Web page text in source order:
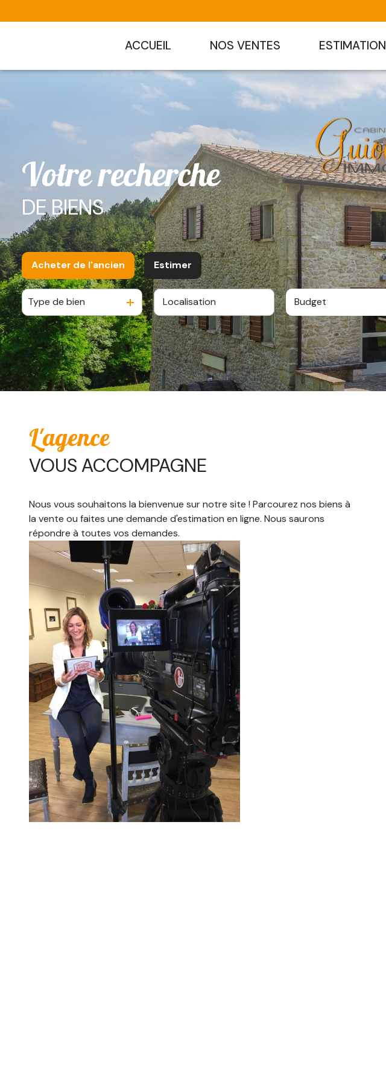
ACCUEIL NOS VENTES ESTIMATION
Votre recherche
DE BIENS
Acheter de l'ancien
De l'ancien
De l'immo pro
Estimer
Type de bien Budget
L'agence
VOUS ACCOMPAGNE
Nous vous souhaitons la bienvenue sur notre site ! Parcourez nos biens à
la vente ou faites une demande d'estimation en ligne. Nous saurons
répondre à toutes vos demandes.